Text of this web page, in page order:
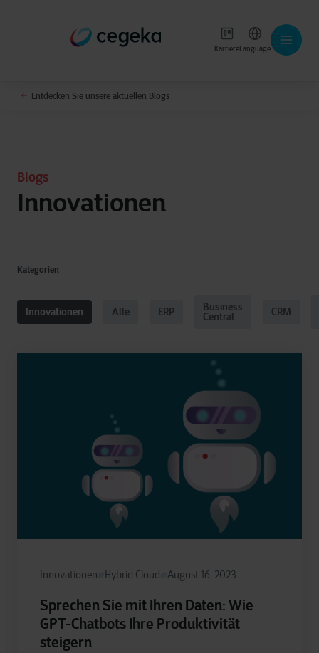
KarriereLanguage
Entdecken Sie unsere aktuellen Blogs
Blogs
Innovationen
Kategorien
Innovationen Alle ERP Business
Central CRM
Innovationen Hybrid Cloud August 16, 2023
Sprechen Sie mit Ihren Daten: Wie
GPT-Chatbots Ihre Produktivität
steigern